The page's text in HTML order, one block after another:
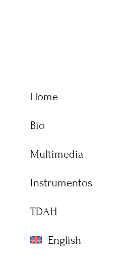
Home
Bio
Multimedia
Instrumentos
TDAH
English